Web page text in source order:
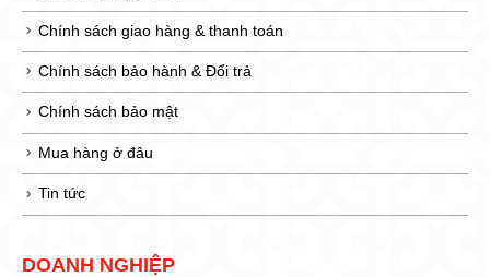
Chính sách giao hàng & thanh toán
Chính sách bảo hành & Đổi trả
Chính sách bảo mật
Mua hàng ở đâu
Tin tức
DOANH NGHIỆP